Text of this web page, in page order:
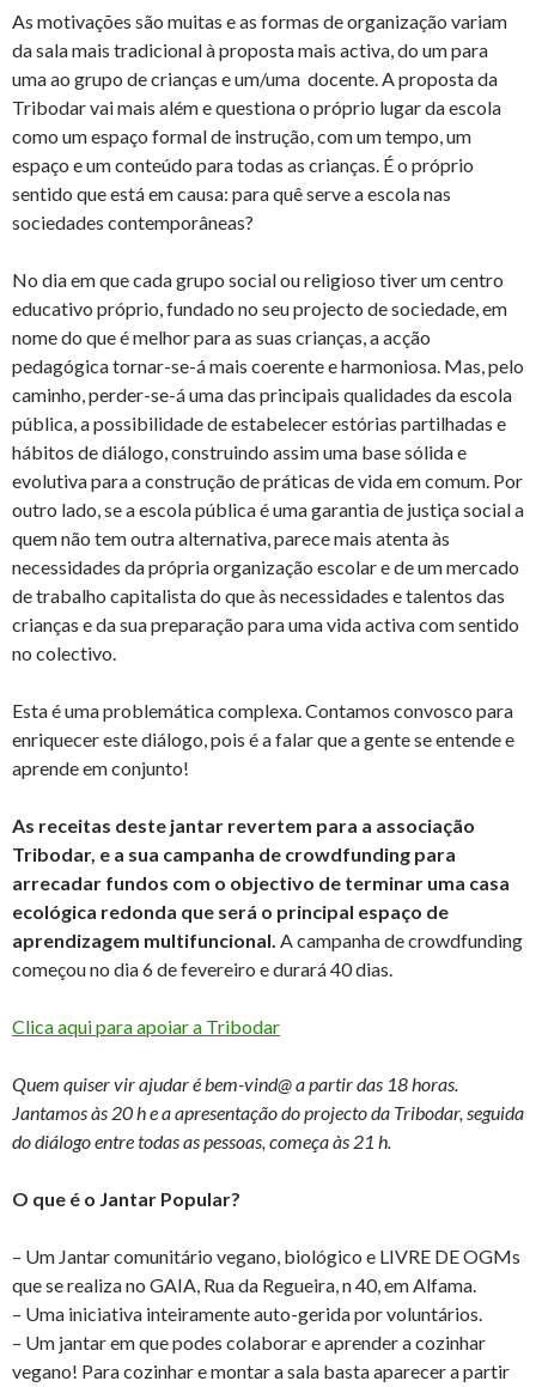
As motivações são muitas e as formas de organização variam
da sala mais tradicional à proposta mais activa, do um para
uma ao grupo de crianças e um/uma docente. A proposta da
Tribodar vai mais além e questiona o próprio lugar da escola
como um espaço formal de instrução, com um tempo, um
espaço e um conteúdo para todas as crianças. É o próprio
sentido que está em causa: para quê serve a escola nas
sociedades contemporâneas?
No dia em que cada grupo social ou religioso tiver um centro
educativo próprio, fundado no seu projecto de sociedade, em
nome do que é melhor para as suas crianças, a acção
pedagógica tornar-se-á mais coerente e harmoniosa. Mas, pelo
caminho, perder-se-á uma das principais qualidades da escola
pública, a possibilidade de estabelecer estórias partilhadas e
hábitos de diálogo, construindo assim uma base sólida e
evolutiva para a construção de práticas de vida em comum. Por
outro lado, se a escola pública é uma garantia de justiça social a
quem não tem outra alternativa, parece mais atenta às
necessidades da própria organização escolar e de um mercado
de trabalho capitalista do que às necessidades e talentos das
crianças e da sua preparação para uma vida activa com sentido
no colectivo.
Esta é uma problemática complexa. Contamos convosco para
enriquecer este diálogo, pois é a falar que a gente se entende e
aprende em conjunto!
As receitas deste jantar revertem para a associação
Tribodar, e a sua campanha de crowdfunding para
arrecadar fundos com o objectivo de terminar uma casa
ecológica redonda que será o principal espaço de
aprendizagem multifuncional. A campanha de crowdfunding
começou no dia 6 de fevereiro e durará 40 dias.
Clica aqui para apoiar a Tribodar
Quem quiser vir ajudar é bem-vind@ a partir das 18 horas.
Jantamos às 20 h e a apresentação do projecto da Tribodar, seguida
do diálogo entre todas as pessoas, começa às 21 h.
O que é o Jantar Popular?
– Um Jantar comunitário vegano, biológico e LIVRE DE OGMs
que se realiza no GAIA, Rua da Regueira, n 40, em Alfama.
– Uma iniciativa inteiramente auto-gerida por voluntários.
– Um jantar em que podes colaborar e aprender a cozinhar
vegano! Para cozinhar e montar a sala basta aparecer a partir